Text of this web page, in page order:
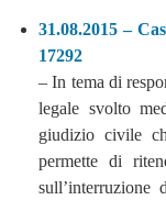
31.08.2015 –
17292
– In tema di
legale svolto
giudizio civile
permette di
sull’interruzione